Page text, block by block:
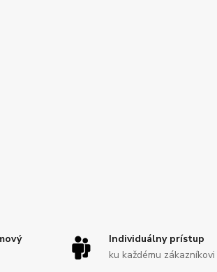
Individuálny prístup
ku každému zákazníkovi